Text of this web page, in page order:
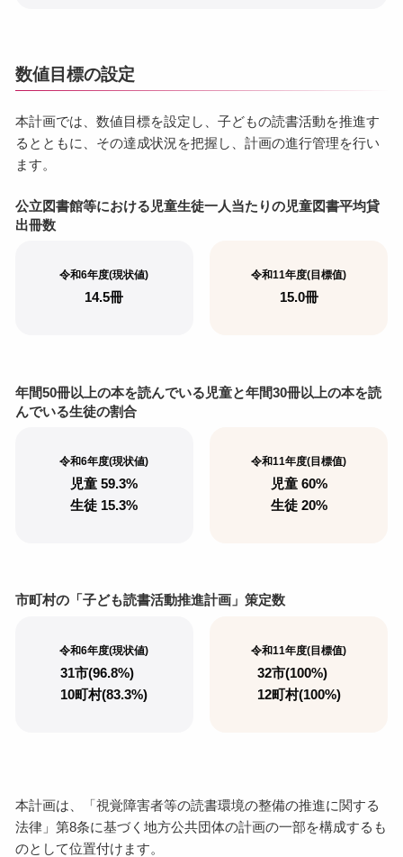
数値目標の設定
本計画では、数値目標を設定し、子どもの読書活動を推進す
るとともに、その達成状況を把握し、計画の進行管理を行い
ます。
公立図書館等における児童生徒一人当たりの児童図書平均貸
出冊数
令和6年度(現状値)
14.5冊
令和11年度(目標值)
15.0冊
年間50冊以上の本を読んでいる児童と年間30冊以上の本を読
んでいる生徒の割合
令和6年度(現状値)
児童 59.3%
生徒 15.3%
令和11年度(目標值)
児童 60%
生徒 20%
市町村の「子ども読書活動推進計画」策定数
令和6年度(現状値)
31市(96.8%)
10町村(83.3%)
令和11年度(目標值)
32市(100%)
12町村(100%)
本計画は、「視覚障害者等の読書環境の整備の推進に関する
法律」第8条に基づく地方公共団体の計画の一部を構成するも
のとして位置付けます。